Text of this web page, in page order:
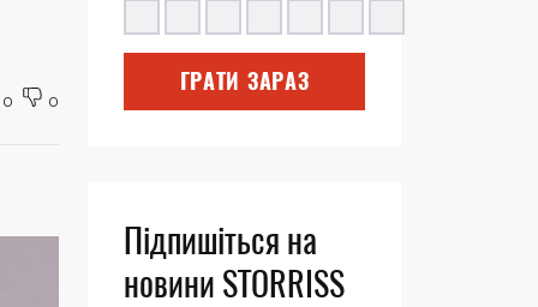
0 0
ГРАТИ ЗАРАЗ
Підпишіться на
новини STORRISS